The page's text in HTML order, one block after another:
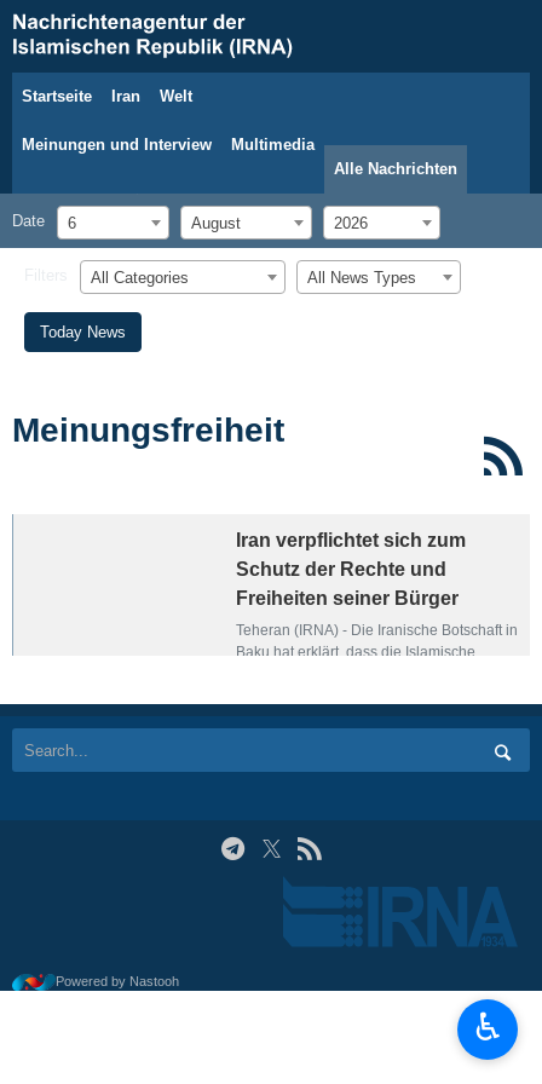
Startseite Iran Welt
Meinungen und Interview
Multimedia
Alle Nachrichten
Date 6 August 2026
All Categories All News Types
Today News
Meinungsfreiheit
Iran verpflichtet sich zum
Schutz der Rechte und
Freiheiten seiner Bürger
Teheran (IRNA) - Die Iranische Botschaft in
Baku hat erklärt, dass die Islamische
Powered by Nastooh
♿︎